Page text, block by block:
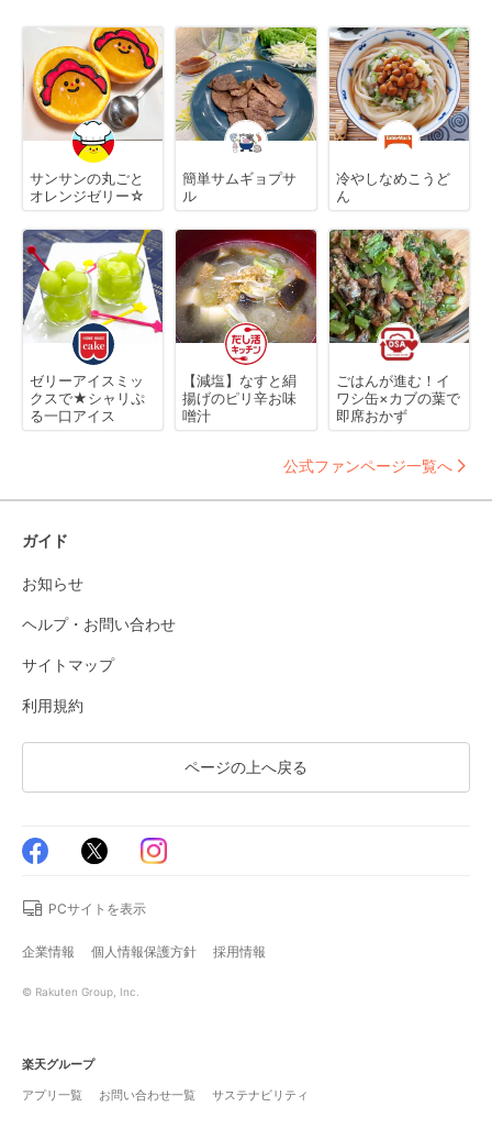
サンサンの丸ごと
オレンジゼリー☆
簡単サムギョプサ
ル
冷やしなめこうど
ん
ゼリーアイスミッ
クスで★シャリぷ
る一口アイス
【減塩】なすと絹
揚げのピリ辛お味
噌汁
ごはんが進む！イ
ワシ缶×カブの葉で
即席おかず
公式ファンページ一覧へ
ガイド
お知らせ
ヘルプ・お問い合わせ
サイトマップ
利用規約
ページの上へ戻る
PCサイトを表示
企業情報 個人情報保護方針 採用情報
© Rakuten Group, Inc.
楽天グループ
アプリ一覧
お問い合わせ一覧 サステナビリティ